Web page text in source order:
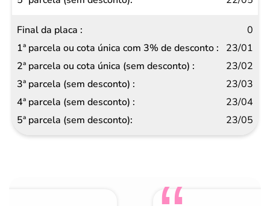
0
23/01
23/02
23/03
23/04
23/05